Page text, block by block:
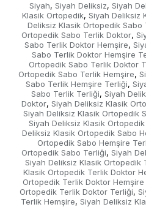
Siyah, Siyah Deliksiz, Siyah
Klasik Ortopedik, Siyah Deliksiz
Deliksiz Klasik Ortopedik Sabo
Ortopedik Sabo Terlik Doktor,
Sabo Terlik Doktor Hemşire,
Sabo Terlik Doktor Hemşire
Ortopedik Sabo Terlik Doktor
Ortopedik Sabo Terlik Hemşire,
Sabo Terlik Hemşire Terliği,
Sabo Terlik Terliği, Siyah
Doktor, Siyah Deliksiz Klasik
Siyah Deliksiz Klasik Ortopedik
Siyah Deliksiz Klasik
Deliksiz Klasik Ortopedik Sabo
Ortopedik Sabo Hemşire
Ortopedik Sabo Terliği, Siyah
Siyah Deliksiz Klasik Ortopedik
Klasik Ortopedik Terlik Doktor
Ortopedik Terlik Doktor Hemşire
Ortopedik Terlik Doktor Terliği,
Terlik Hemşire, Siyah Deliksiz